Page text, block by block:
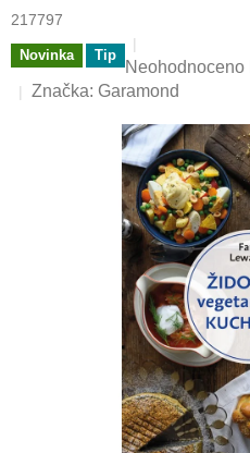
217797
Novinka Tip
Průměrné
hodnocení
je
0,0
z
5
hvězdiček.
Neohodnoceno
Značka: Garamond